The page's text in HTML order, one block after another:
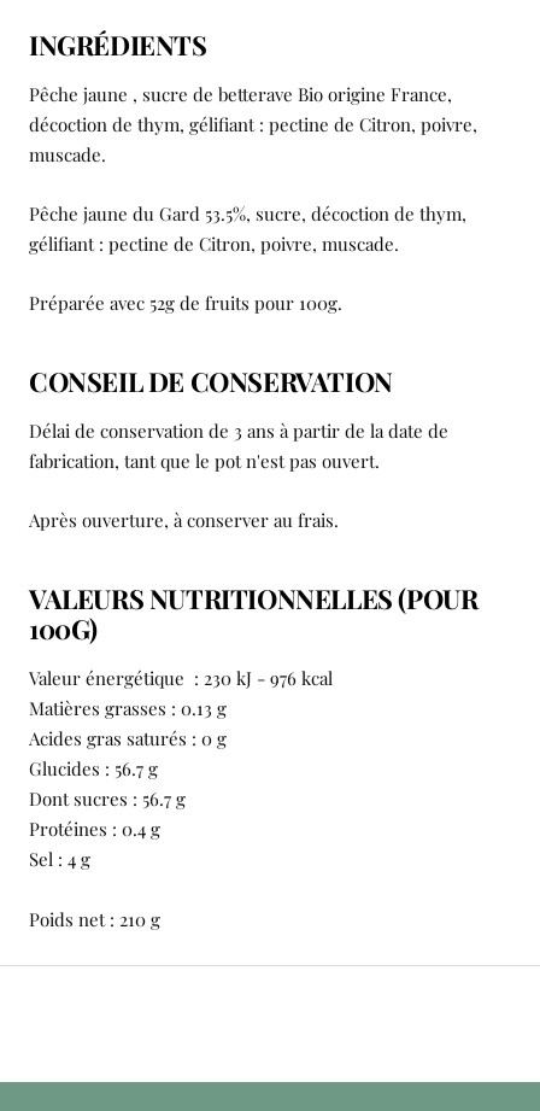
INGRÉDIENTS
Pêche jaune , sucre de betterave Bio origine France,
décoction de thym, gélifiant : pectine de Citron, poivre,
muscade.
Pêche jaune du Gard 53.5%, sucre, décoction de thym,
gélifiant : pectine de Citron, poivre, muscade.
Préparée avec 52g de fruits pour 100g.
CONSEIL DE CONSERVATION
Délai de conservation de 3 ans à partir de la date de
fabrication, tant que le pot n'est pas ouvert.
Après ouverture, à conserver au frais.
VALEURS NUTRITIONNELLES (POUR
100G)
Valeur énergétique : 230 kJ - 976 kcal
Matières grasses : 0.13 g
Acides gras saturés : 0 g
Glucides : 56.7 g
Dont sucres : 56.7 g
Protéines : 0.4 g
Sel : 4 g
Poids net : 210 g